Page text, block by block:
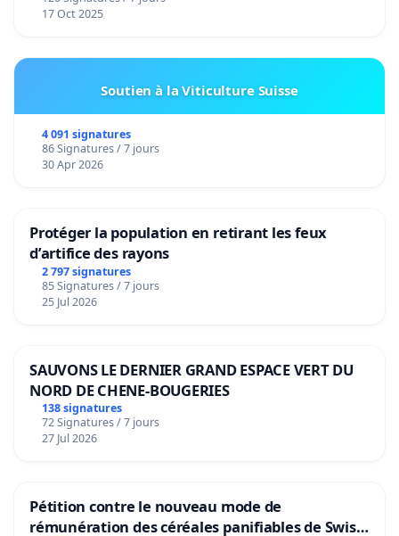
17 Oct 2025
Soutien à la Viticulture Suisse
4 091 signatures
86 Signatures / 7 jours
30 Apr 2026
Protéger la population en retirant les feux
d’artifice des rayons
2 797 signatures
85 Signatures / 7 jours
25 Jul 2026
SAUVONS LE DERNIER GRAND ESPACE VERT DU
NORD DE CHENE-BOUGERIES
138 signatures
72 Signatures / 7 jours
27 Jul 2026
Pétition contre le nouveau mode de
rémunération des céréales panifiables de Swiss